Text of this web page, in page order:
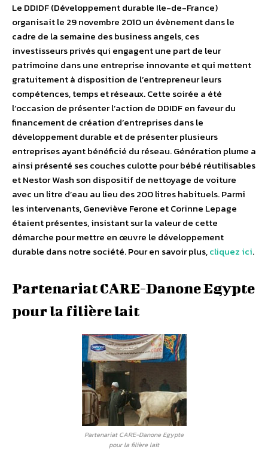
Le DDIDF (Développement durable Ile-de-France)
organisait le 29 novembre 2010 un évènement dans le
cadre de la semaine des business angels, ces
investisseurs privés qui engagent une part de leur
patrimoine dans une entreprise innovante et qui mettent
gratuitement à disposition de l’entrepreneur leurs
compétences, temps et réseaux. Cette soirée a été
l’occasion de présenter l’action de DDIDF en faveur du
financement de création d’entreprises dans le
développement durable et de présenter plusieurs
entreprises ayant bénéficié du réseau. Génération plume a
ainsi présenté ses couches culotte pour bébé réutilisables
et Nestor Wash son dispositif de nettoyage de voiture
avec un litre d’eau au lieu des 200 litres habituels. Parmi
les intervenants, Geneviève Ferone et Corinne Lepage
étaient présentes, insistant sur la valeur de cette
démarche pour mettre en œuvre le développement
durable dans notre société. Pour en savoir plus,cliquez ici.
Partenariat CARE-Danone Egypte
pour la filière lait
Partenariat CARE-Danone Egypte
pour la filière lait